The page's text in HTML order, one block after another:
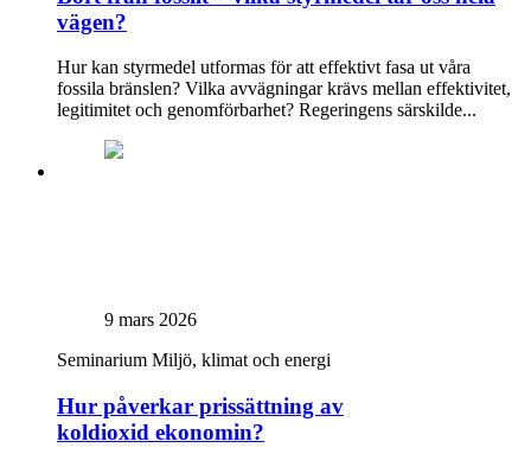
vägen?
Hur kan styrmedel utformas för att effektivt fasa ut våra
fossila bränslen? Vilka avvägningar krävs mellan effektivitet,
legitimitet och genomförbarhet? Regeringens särskilde...
9 mars 2026
Seminarium Miljö, klimat och energi
Hur påverkar prissättning av
koldioxid ekonomin?